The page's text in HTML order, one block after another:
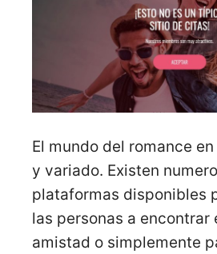
El mundo del romance
y variado. Existen
plataformas disponibles
las personas a encontrar
amistad o simplemente